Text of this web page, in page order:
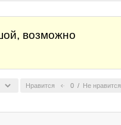
возможно
Нравится 0 / Не нравится